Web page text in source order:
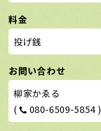
料金
投げ銭
お問い合わせ
柳家かゑる
( 080-6509-5854 )